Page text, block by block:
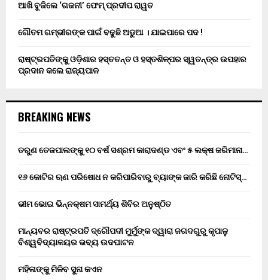
ଆଖି ବୁଜିଲେ ‘ଗଜନୀ’ ଫେମ୍ ପ୍ରଦୀପ ରାୱତ
ଗୌତମ ଗମ୍ଭୀରଙ୍କ ପାଇଁ ବଢୁଛି ଅଡୁଆ । ଯାଇପାରେ ପଦ !
ରାଷ୍ଟ୍ରପତିଙ୍କୁ ଓଡ଼ିଶାର ହସ୍ତତନ୍ତ ଓ ହସ୍ତଶିଳ୍ପର ସ୍ୱତନ୍ତ୍ର ଉପହାର
ପ୍ରଦାନ କଲେ ରାଜ୍ୟପାଳ
BREAKING NEWS
ତରୁଣ ତେଜପାଲଙ୍କୁ ୧୦ ବର୍ଷ ସଶ୍ରମ କାରାଦଣ୍ଡ ଏବଂ ₹୫ ଲକ୍ଷ ଜରିମାନା…
୧୬ କୋଟିର ଋଣ ପରିଷୋଧ ନ କରିପାରିବାରୁ ବ୍ୟାଙ୍କ ଜାରି କରିଛି ନୋଟିସ୍…
ଭୀମ ଭୋଇ ଭିନ୍ନକ୍ଷମ ସାମର୍ଥ୍ୟ ଶିବିର ଅନୁଷ୍ଠିତ
ମାନ୍ୟବର ରାଷ୍ଟ୍ରପତି ଦ୍ରୌପଦୀ ମୁର୍ମୁଙ୍କ ଦ୍ୱାରା ଜଗଦଗୁରୁ କୃପାଳୁ
ବିଶ୍ୱବିଦ୍ୟାଳୟର ଭବ୍ୟ ଉଦଘାଟନ
ମହିଳାଙ୍କୁ ମିଳିବ ସୁନା କଏନ